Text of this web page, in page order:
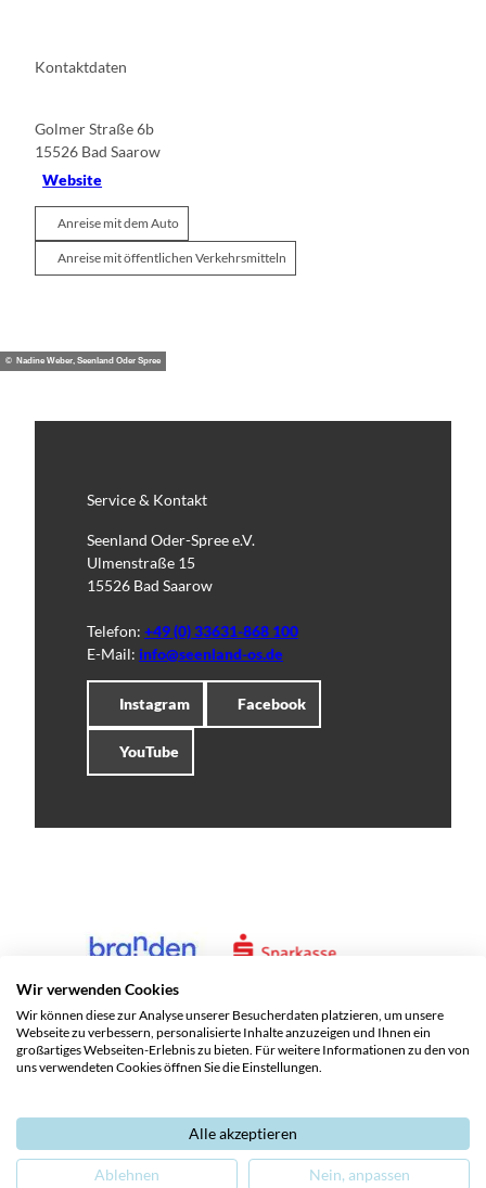
Kontaktdaten
Golmer Straße 6b
15526 Bad Saarow
Website
Anreise mit dem Auto
Anreise mit öffentlichen Verkehrsmitteln
© Nadine Weber, Seenland Oder Spree
Service & Kontakt
Seenland Oder-Spree e.V.
Ulmenstraße 15
15526 Bad Saarow
Telefon: +49 (0) 33631-868 100
E-Mail: info@seenland-os.de
Instagram Facebook
YouTube
Service und Kontakte
Datenschutz
Wir verwenden Cookies
Wir können diese zur Analyse unserer Besucherdaten platzieren, um unsere
Webseite zu verbessern, personalisierte Inhalte anzuzeigen und Ihnen ein
großartiges Webseiten-Erlebnis zu bieten. Für weitere Informationen zu den von
uns verwendeten Cookies öffnen Sie die Einstellungen.
Alle akzeptieren
Ablehnen Nein, anpassen